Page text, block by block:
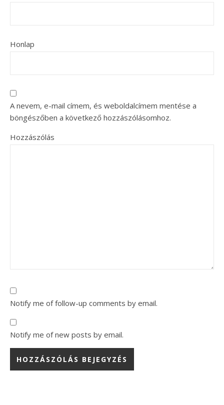
Honlap
A nevem, e-mail címem, és weboldalcímem mentése a
böngészőben a következő hozzászólásomhoz.
Hozzászólás
Notify me of follow-up comments by email.
Notify me of new posts by email.